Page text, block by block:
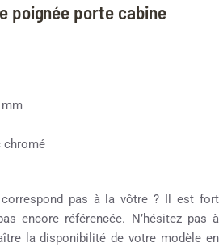
poignée porte cabine
chromé
correspond pas à la vôtre ? Il est fort
encore référencée. N’hésitez pas à
la disponibilité de votre modèle en